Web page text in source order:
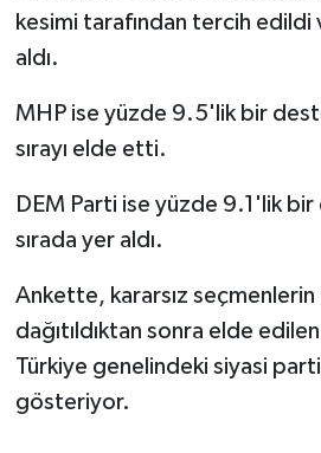
kesimi tarafından tercih edildi
aldı.
MHP ise yüzde 9.5'lik bir
sırayı elde etti.
DEM Parti ise yüzde 9.1'lik
sırada yer aldı.
Ankette, kararsız
dağıtıldıktan sonra elde
Türkiye genelindeki siyasi parti
gösteriyor.